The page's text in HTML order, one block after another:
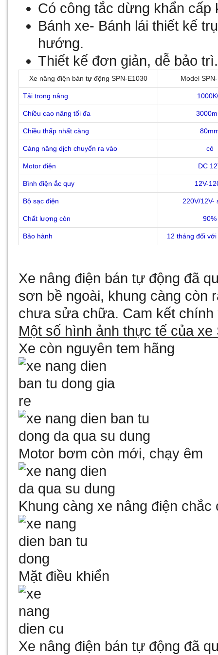
Có công tắc dừng khẩn cấp
Bánh xe- Bánh lái thiết kế
hướng.
Thiết kế đơn giản, dễ bảo trì.
Xe nâng điện bán tự động SPN-E1030 Model
Tải trọng nâng
Chiều cao nâng tối đa
Chiều thấp nhất càng
Càng nâng dịch chuyển ra vào có
Motor điện DC
Bình điện ắc quy 12V-
Bộ sạc điện 220V/12V-
Chất lượng còn 90%
Bảo hành 12 tháng đối
Xe nâng điện bán tự động đã
sơn bề ngoài, khung càng còn
chưa sửa chữa. Cam kết chính
Một số hình ảnh thực tế của xe
Xe còn nguyên tem hãng
Motor bơm còn mới, chạy êm
Khung càng xe nâng điện chắc
Mặt điều khiển
Xe nâng điện bán tự động đã